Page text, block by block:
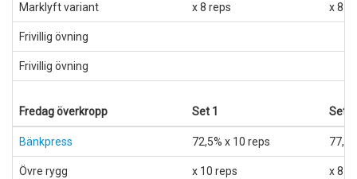
Marklyft variant x 8 reps x 8
Frivillig övning
Frivillig övning
Fredag överkropp Set 1 Set 2
Bänkpress 72,5% x 10 reps
Övre rygg
x 10 reps x 8